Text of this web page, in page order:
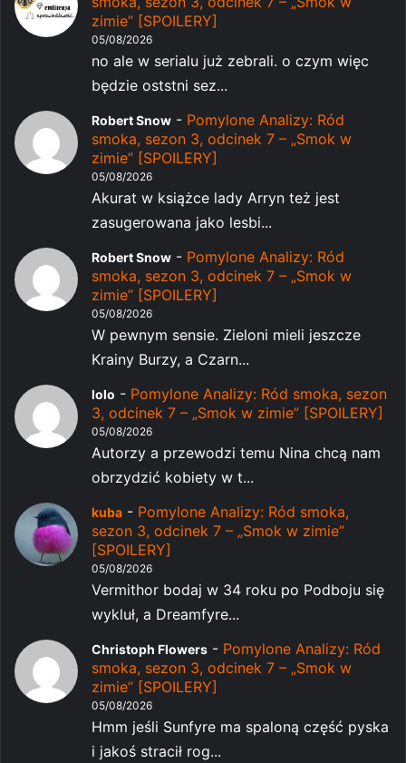
zimie” [SPOILERY]
05/08/2026
no ale w serialu już zebrali. o czym więc
będzie oststni sez...
Robert Snow - Pomylone Analizy: Ród
smoka, sezon 3, odcinek 7 – „Smok w
zimie” [SPOILERY]
05/08/2026
Akurat w książce lady Arryn też jest
zasugerowana jako lesbi...
Robert Snow - Pomylone Analizy: Ród
smoka, sezon 3, odcinek 7 – „Smok w
zimie” [SPOILERY]
05/08/2026
W pewnym sensie. Zieloni mieli jeszcze
Krainy Burzy, a Czarn...
lolo - Pomylone Analizy: Ród smoka, sezon
3, odcinek 7 – „Smok w zimie” [SPOILERY]
05/08/2026
Autorzy a przewodzi temu Nina chcą nam
obrzydzić kobiety w t...
kuba - Pomylone Analizy: Ród smoka,
sezon 3, odcinek 7 – „Smok w zimie”
[SPOILERY]
05/08/2026
Vermithor bodaj w 34 roku po Podboju się
wykluł, a Dreamfyre...
Christoph Flowers - Pomylone Analizy: Ród
smoka, sezon 3, odcinek 7 – „Smok w
zimie” [SPOILERY]
05/08/2026
Hmm jeśli Sunfyre ma spaloną część pyska
i jakoś stracił rog...